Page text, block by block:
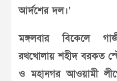
আর্দশের দল।’
মঙ্গলবার বিকেলে
রথখোলায় শহীদ বরকত
ও মহানগর আওয়ামী